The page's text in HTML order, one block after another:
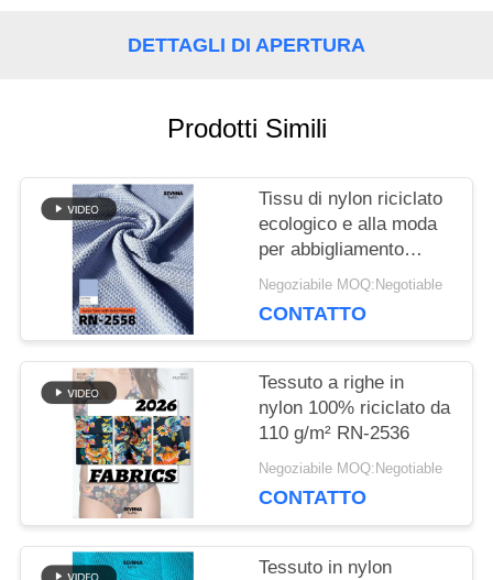
MAPPA
SITO
PRIVACY
POLICY
DETTAGLI DI APERTURA
Prodotti Simili
Tissu di nylon riciclato
ecologico e alla moda
per abbigliamento
sostenibile
Negoziabile MOQ:Negotiable
CONTATTO
Tessuto a righe in
nylon 100% riciclato da
110 g/m² RN-2536
Negoziabile MOQ:Negotiable
CONTATTO
Tessuto in nylon